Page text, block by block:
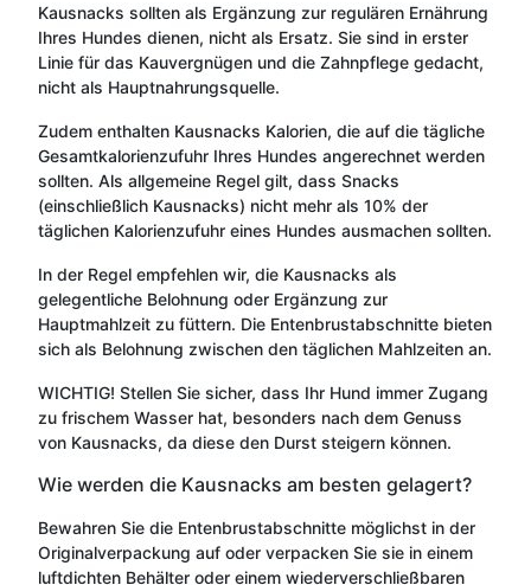
Kausnacks sollten als Ergänzung zur regulären Ernährung
Ihres Hundes dienen, nicht als Ersatz. Sie sind in erster
Linie für das Kauvergnügen und die Zahnpflege gedacht,
nicht als Hauptnahrungsquelle.
Zudem enthalten Kausnacks Kalorien, die auf die tägliche
Gesamtkalorienzufuhr Ihres Hundes angerechnet werden
sollten. Als allgemeine Regel gilt, dass Snacks
(einschließlich Kausnacks) nicht mehr als 10% der
täglichen Kalorienzufuhr eines Hundes ausmachen sollten.
In der Regel empfehlen wir, die Kausnacks als
gelegentliche Belohnung oder Ergänzung zur
Hauptmahlzeit zu füttern. Die Entenbrustabschnitte bieten
sich als Belohnung zwischen den täglichen Mahlzeiten an.
WICHTIG! Stellen Sie sicher, dass Ihr Hund immer Zugang
zu frischem Wasser hat, besonders nach dem Genuss
von Kausnacks, da diese den Durst steigern können.
Wie werden die Kausnacks am besten gelagert?
Bewahren Sie die Entenbrustabschnitte möglichst in der
Originalverpackung auf oder verpacken Sie sie in einem
luftdichten Behälter oder einem wiederverschließbaren